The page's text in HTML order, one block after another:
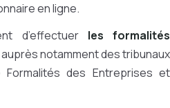
en ligne.
d’effectuer les formalités
notamment des tribunaux
des Entreprises et